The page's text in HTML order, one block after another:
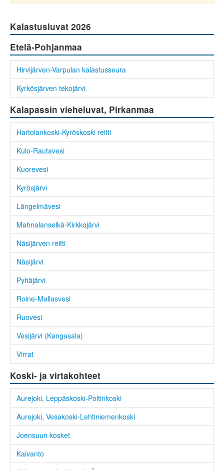
Kalastusluvat 2026
Etelä-Pohjanmaa
Hirvijärven-Varpulan kalastusseura
Kyrkösjärven tekojärvi
Kalapassin vieheluvat, Pirkanmaa
Hartolankoski-Kyröskoski reitti
Kulo-Rautavesi
Kuorevesi
Kyrösjärvi
Längelmävesi
Mahnalanselkä-Kirkkojärvi
Näsijärven reitti
Näsijärvi
Pyhäjärvi
Roine-Mallasvesi
Ruovesi
Vesijärvi (Kangasala)
Virrat
Koski- ja virtakohteet
Aurejoki, Leppäskoski-Poltinkoski
Aurejoki, Vesakoski-Lehtiniemenkoski
Joensuun kosket
Kaivanto